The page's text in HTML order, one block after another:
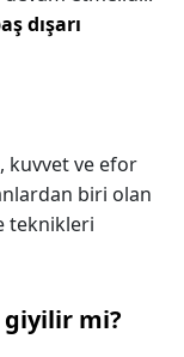
dışarı
kuvvet ve efor
biri olan
teknikleri
giyilir mi?